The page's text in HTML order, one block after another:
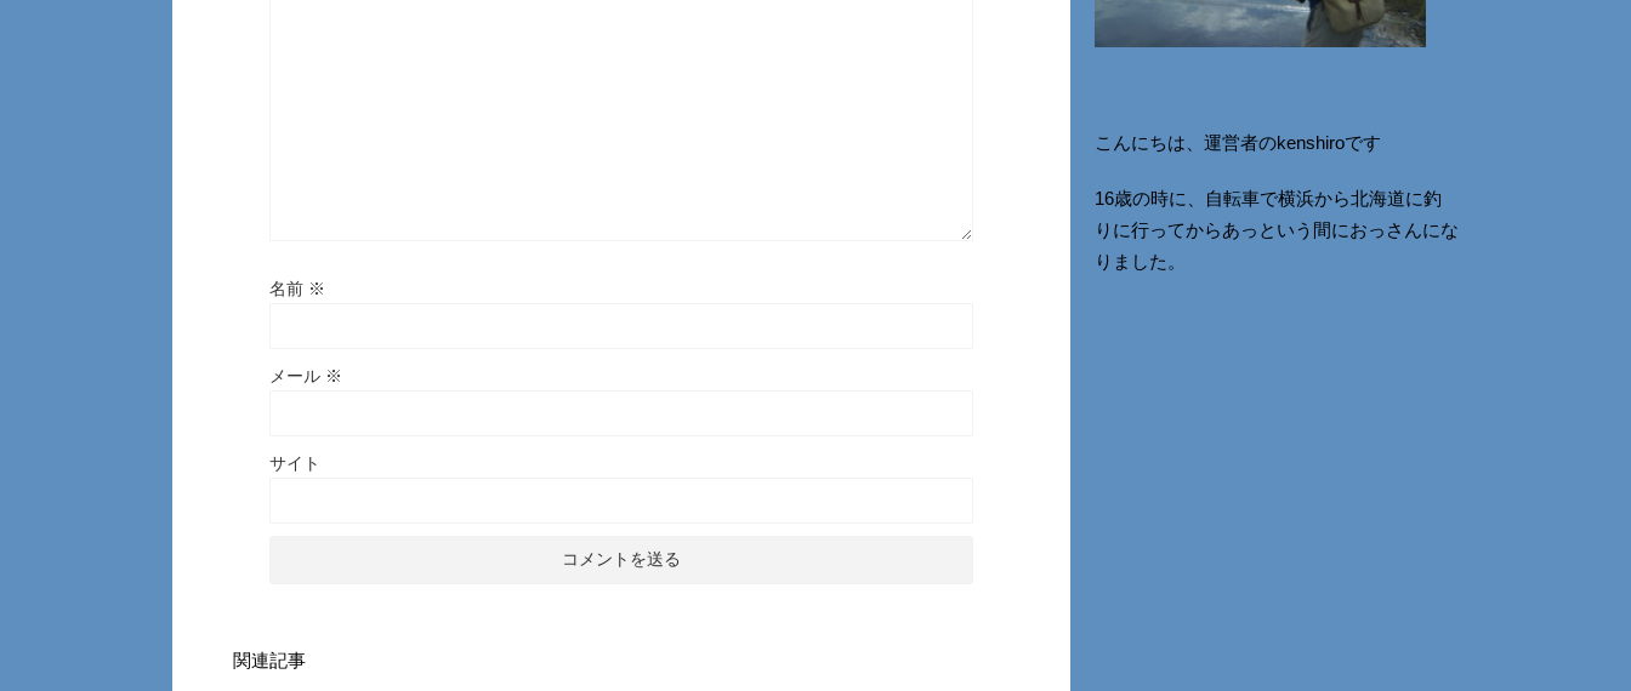
名前 ※
メール ※
サイト
関連記事
こんにちは、運営者のkenshiroです
16歳の時に、自転車で横浜から北海道に釣
りに行ってからあっという間におっさんにな
りました。